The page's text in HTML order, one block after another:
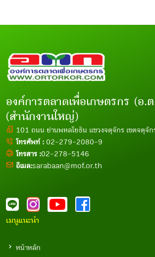
องค์การตลาดเพื่อเกษตรกร (อ.
(สำนักงานใหญ่)
101 ถนน ย่านพหลโยธิน แขวงจตุจักร เขตจตุจั
โทรศัพท์ : 02-279-2080-9
โทรสาร :02-278-5146
อีเมล:sarabaan@mof.or.th
เมนูแนะนำ
หน้าหลัก